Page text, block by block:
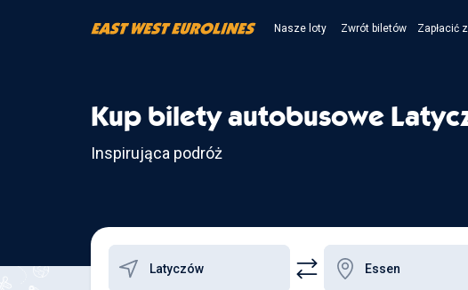
Nasze loty Zwrót biletów Zapłacić
Kup bilety autobusowe
Inspirująca podróż